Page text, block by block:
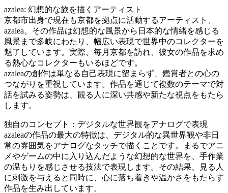
azalea: 幻想的な旅を描くアーティスト
京都市出身で現在も京都を拠点に活動するアーティスト、
azalea。その作品は幻想的な風景から日本的な情緒を感じる
風景まで多岐にわたり、幅広い表現で世界中のコレクターを
魅了しています。実際、毎月京都を訪れ、彼女の作品を求め
る熱心なコレクターもいるほどです。
azaleaの創作は単なる自己表現に留まらず、鑑賞者との心の
つながりを重視しています。作品を通じて複数のテーマで対
話を試みる姿勢は、観る人に深い共感や新たな視点をもたら
します。
独自のコンセプト：デジタルな世界観をアナログで表現
azaleaの作品の最大の特徴は、デジタル的な異世界観や非日
常の雰囲気をアナログなタッチで描くことです。まるでアニ
メやゲームの中に入り込んだような幻想的な世界を、手作業
の温もりを感じさせる技法で表現します。その結果、見る人
に刺激を与えると同時に、心に落ち着きや温かさをもたらす
作品を生み出しています。